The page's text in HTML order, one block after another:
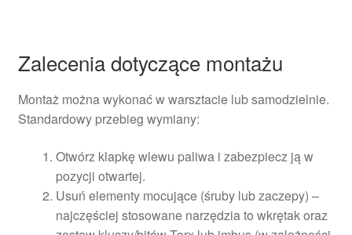
Zalecenia dotyczące montażu
Montaż można wykonać w warsztacie lub samodzielnie.
Standardowy przebieg wymiany:
Otwórz klapkę wlewu paliwa i zabezpiecz ją w
pozycji otwartej.
Usuń elementy mocujące (śruby lub zaczepy) –
najczęściej stosowane narzędzia to wkrętak oraz